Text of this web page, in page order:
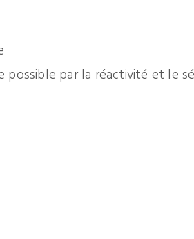
possible par la réactivité et le